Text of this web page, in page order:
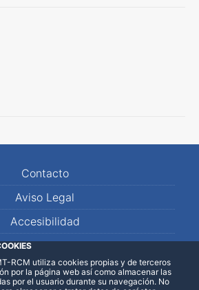
Contacto
Aviso Legal
Accesibilidad
Mapa Web
RCM utiliza cookies propias y de terceros
por la página web así como almacenar las
por el usuario durante su navegación. No